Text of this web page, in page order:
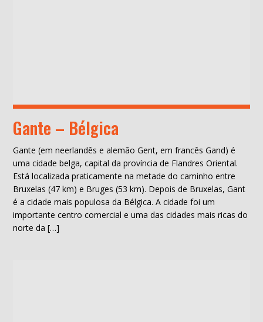
Gante – Bélgica
Gante (em neerlandês e alemão Gent, em francês Gand) é
uma cidade belga, capital da província de Flandres Oriental.
Está localizada praticamente na metade do caminho entre
Bruxelas (47 km) e Bruges (53 km). Depois de Bruxelas, Gant
é a cidade mais populosa da Bélgica. A cidade foi um
importante centro comercial e uma das cidades mais ricas do
norte da […]